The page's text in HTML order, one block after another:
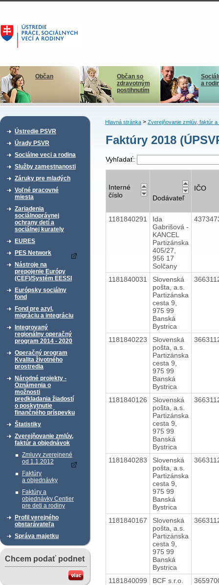
Občan
Občan so
zdravotným
postihnutím
a
Ústredie PSVR
Úrady PSVR
Sociálne veci a rodina
Služby zamestnanosti
Záruky pre mladých
Voľné pracovné
miesta
Zariadenia
sociálnoprávnej
ochrany detí a
sociálnej kurately
EURES
PES Network
Nástroje na
prepojenie Európy
(CEF)/Systém EESSI
Európsky sociálny
fond
Fond pre azyl,
migráciu a integráciu
Integrovaný
regionálny operačný
program 2014 - 2020
Operačný program
Kvalita životného
prostredia
Národné projekty -
Oznámenia o
možnosti
predkladania žiadostí
o poskytnutie
finančného príspevku
Štatistiky
Zverejňovanie zmlúv,
faktúr a objednávok
Zmluvy zverejnené
od 1.1.2012
Faktúry
a objednávky
Faktúry a
objednávky Centier
pre deti a rodiny
Profil verejného
obstarávateľa
Správa majetku
Chcem podať podnet
Hlavná stránka> Zverejňovanie zmlúv, faktúr a
Faktúry 2018
Vyhľadať:
Interné
číslo
Dodávateľ
IČO
1181840291
Ida
Gabrišová -
KANCEL
Partizánska
405/27,
956 17
Solčany
1181840031
Slovenská
pošta, a.s.
Partizánska
cesta 9,
975 99
Banská
Bystrica
1181840223
Slovenská
pošta, a.s.
Partizánska
cesta 9,
975 99
Banská
Bystrica
1181840126
Slovenská
pošta, a.s.
Partizánska
cesta 9,
975 99
Banská
Bystrica
1181840283
Slovenská
pošta, a.s.
Partizánska
cesta 9,
975 99
Banská
Bystrica
1181840167
Slovenská
pošta, a.s.
Partizánska
cesta 9,
975 99
Banská
Bystrica
1181840099
BCF s.r.o.